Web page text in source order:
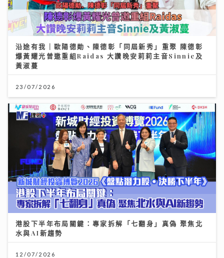
沿途有我｜歐陽德勛、陳德彰「同屆新秀」重聚 陳德彰
爆黃耀光曾邀重組Raidas 大讚晚安莉莉主音Sinnie及
黃淑蔓
23/07/2026
港股下半年布局關鍵：專家拆解「七翻身」真偽 聚焦北
水與AI新趨勢
12/07/2026